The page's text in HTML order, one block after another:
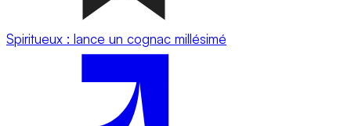
Spiritueux : lance un cognac millésimé